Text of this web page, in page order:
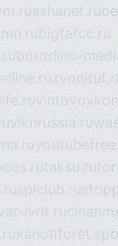
ashanet.ru
bigfatcc.ru
borodino-
vlknrussia.ru
taksu.ru
splclub.ru
ivrit.ru